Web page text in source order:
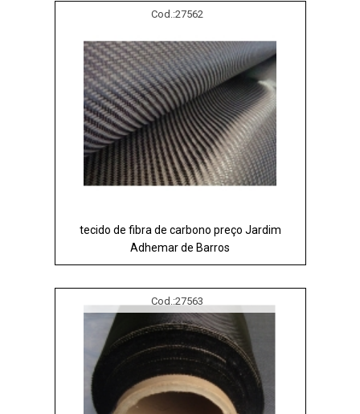
Cod.:27562
tecido de fibra de carbono preço Jardim
Adhemar de Barros
Cod.:27563